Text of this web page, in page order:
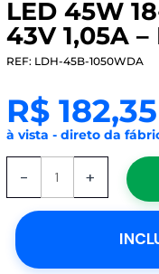
LED 45W
43V 1,05A
REF: LDH-45B-1050WDA
R$182,35
à vista - direto da
-
Driver
LED
+